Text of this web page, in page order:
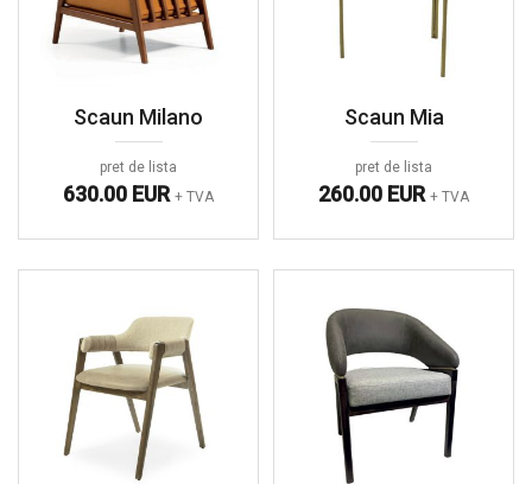
Scaun Milano
pret de lista
630.00 EUR + TVA
Scaun Mia
pret de lista
260.00 EUR + TVA